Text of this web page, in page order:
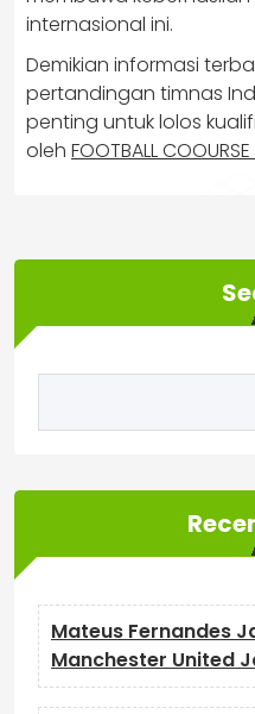
internasional ini.
Demikian informasi
pertandingan timnas
penting untuk lolos
oleh FOOTBALL
Mateus Fernandes
Manchester United